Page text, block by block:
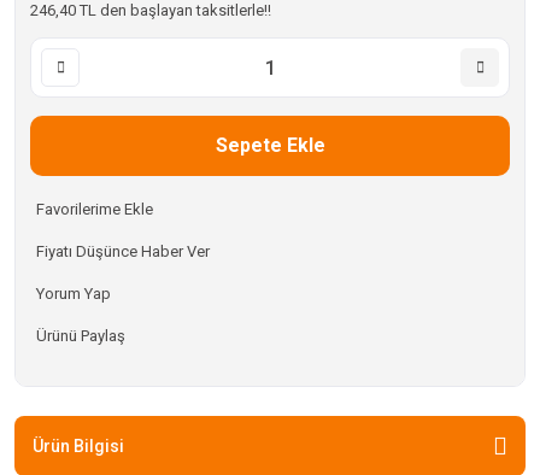
246,40 TL den başlayan taksitlerle!!
Sepete Ekle
Fiyatı Düşünce Haber Ver
Yorum Yap
Ürünü Paylaş
Ürün Bilgisi